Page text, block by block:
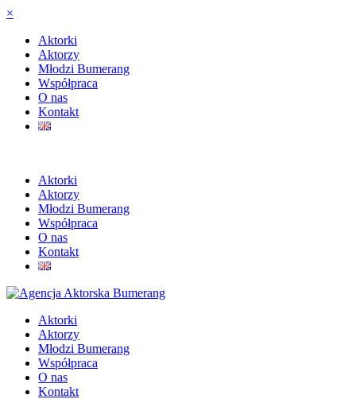
×
Aktorki
Aktorzy
Młodzi Bumerang
Współpraca
O nas
Kontakt
Aktorki
Aktorzy
Młodzi Bumerang
Współpraca
O nas
Kontakt
Aktorki
Aktorzy
Młodzi Bumerang
Współpraca
O nas
Kontakt